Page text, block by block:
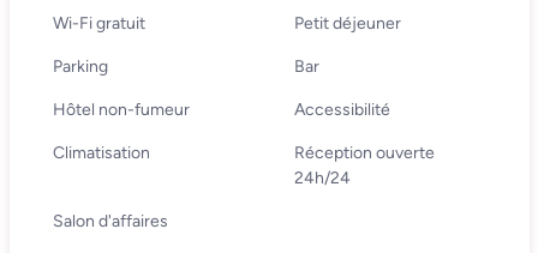
Wi-Fi gratuit Petit déjeuner
Parking Bar
Hôtel non-fumeur Accessibilité
Climatisation
Réception ouverte
24h/24
Salon d'affaires